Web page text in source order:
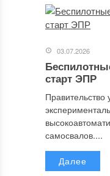
03.07.2026
старт ЭПР
Правительство
самосвалов....
Далее